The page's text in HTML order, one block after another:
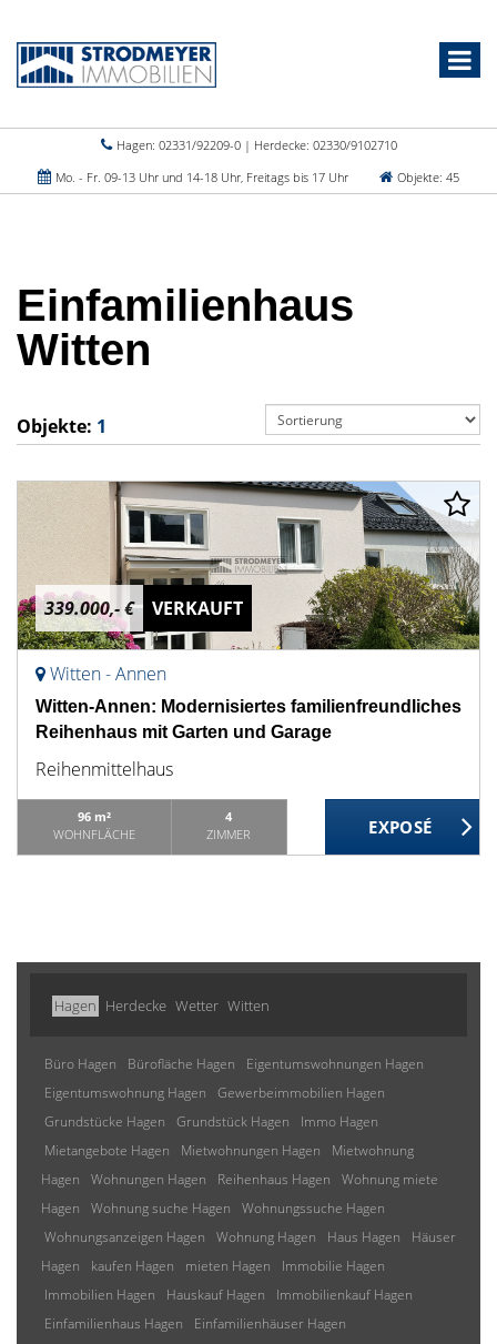
Hagen: 02331/92209-0 | Herdecke: 02330/9102710
Mo. - Fr. 09-13 Uhr und 14-18 Uhr, Freitags bis 17 Uhr
Objekte: 45
Einfamilienhaus
Witten
Objekte: 1
339.000,- € VERKAUFT
Witten - Annen
Witten-Annen: Modernisiertes familienfreundliches
Reihenhaus mit Garten und Garage
Reihenmittelhaus
96 m²
WOHNFLÄCHE
4
ZIMMER
Hagen Herdecke Wetter Witten
Büro Hagen Bürofläche Hagen
Eigentumswohnungen Hagen
Eigentumswohnung Hagen
Gewerbeimmobilien Hagen
Grundstücke Hagen
Grundstück Hagen
Immo Hagen
Mietangebote Hagen
Mietwohnungen Hagen
Mietwohnung
Hagen
Wohnungen Hagen Reihenhaus Hagen
Wohnung miete
Hagen
Wohnung suche Hagen
Wohnungssuche Hagen
Wohnungsanzeigen Hagen
Wohnung Hagen Haus Hagen
Häuser
Hagen
kaufen Hagen mieten Hagen
Immobilie Hagen
Immobilien Hagen
Hauskauf Hagen
Immobilienkauf Hagen
Einfamilienhaus Hagen
Einfamilienhäuser Hagen